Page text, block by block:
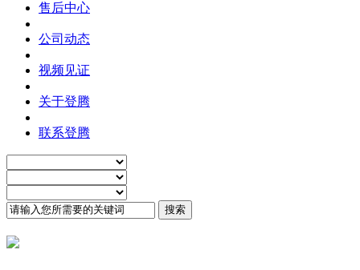
售后中心
公司动态
视频见证
关于登腾
联系登腾